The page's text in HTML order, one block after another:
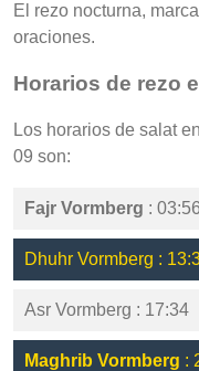
El rezo nocturna,
oraciones.
Horarios de rezo
Los horarios de salat
09 son:
Fajr Vormberg : 03:56
Dhuhr Vormberg :
Asr Vormberg : 17:34
Maghrib Vormberg :